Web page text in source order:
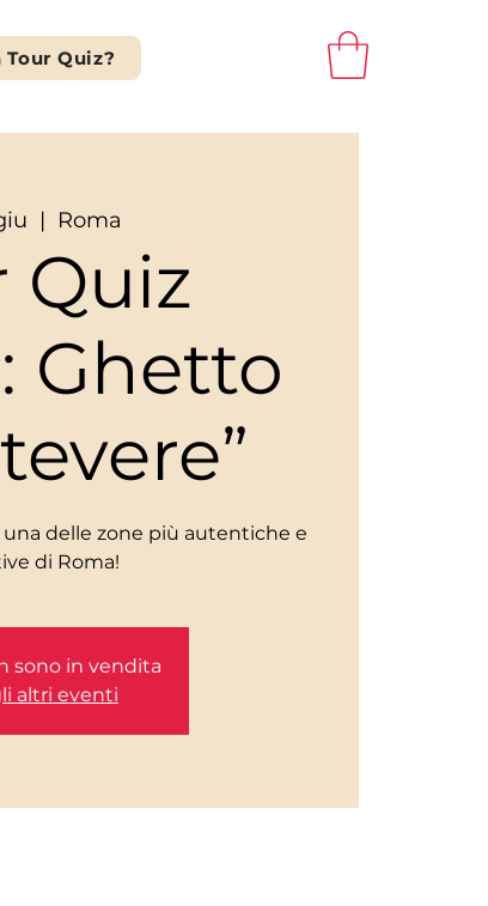
Tour Quiz?
  |
Roma
Quiz
Ghetto
una delle zone più autentiche e
sono in vendita
altri eventi